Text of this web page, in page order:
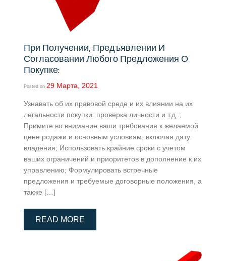
При Получении, Предъявлении И
Согласовании Любого Предложения О
Покупке:
Posted on 29 Марта, 2021
Узнавать об их правовой среде и их влиянии на их
легальности покупки: проверка личности и т.д .;
Примите во внимание ваши требования к желаемой
цене родажи и основным условиям, включая дату
владения; Использовать крайние сроки с учетом
ваших ограничений и приоритетов в дополнение к их
управлению; Формулировать встречные
предложения и требуемые договорные положения, а
также […]
READ MORE